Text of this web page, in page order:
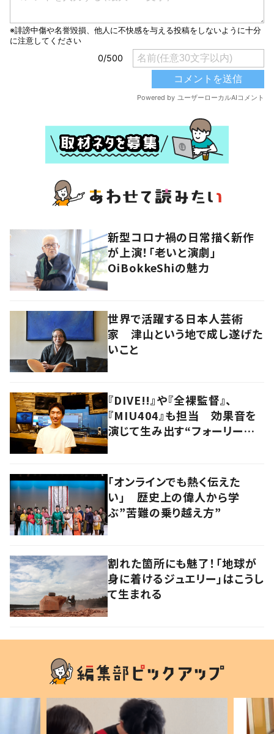
新型コロナ禍の日常描く新作
が上演！「老いと演劇」
OiBokkeShiの魅力
世界で活躍する日本人芸術
家 津山という地で成し遂げた
いこと
『DIVE!!』や『全裸監督』、
『MIU404』も担当 効果音を
演じて生み出す“フォーリーア
「オンラインでも熱く伝えた
い」 歴史上の偉人から学
ぶ”苦難の乗り越え方”
割れた箇所にも魅了！「地球が
身に着けるジュエリー」はこうし
て生まれる